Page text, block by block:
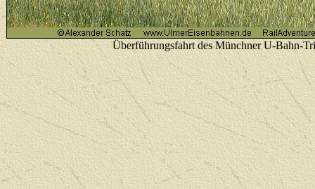
Überführungsfahrt des Münchner U-Bahn-